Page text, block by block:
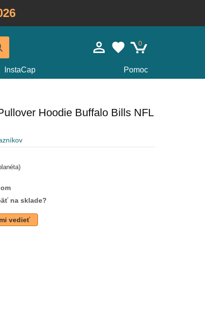
0
InstaCap Pomoc
Hoodie Buffalo Bills NFL
na sklade?
vedieť